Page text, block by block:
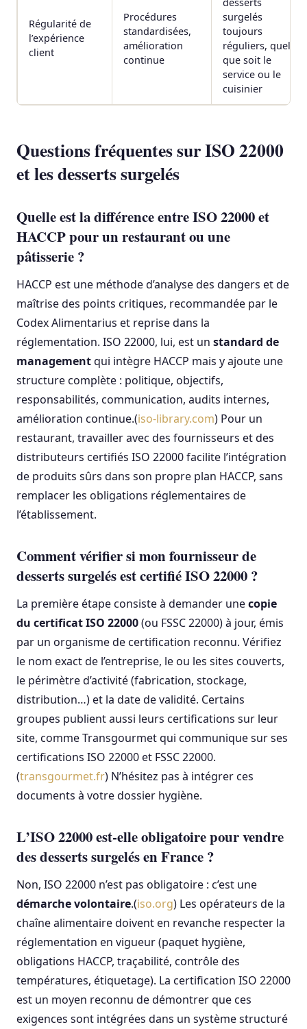
Régularité de
l’expérience
client
Procédures
standardisées,
amélioration
continue
surgelés
toujours
réguliers, quel
que soit le
service ou le
cuisinier
Questions fréquentes sur ISO 22000
et les desserts surgelés
Quelle est la différence entre ISO 22000 et
HACCP pour un restaurant ou une
pâtisserie ?
HACCP est une méthode d’analyse des dangers et de
maîtrise des points critiques, recommandée par le
Codex Alimentarius et reprise dans la
réglementation. ISO 22000, lui, est un standard de
managementqui intègre HACCP mais y ajoute une
structure complète : politique, objectifs,
responsabilités, communication, audits internes,
amélioration continue.(iso-library.com) Pour un
restaurant, travailler avec des fournisseurs et des
distributeurs certifiés ISO 22000 facilite l’intégration
de produits sûrs dans son propre plan HACCP, sans
remplacer les obligations réglementaires de
l’établissement.
Comment vérifier si mon fournisseur de
desserts surgelés est certifié ISO 22000 ?
La première étape consiste à demander unecopie
du certificat ISO 22000(ou FSSC 22000) à jour, émis
par un organisme de certification reconnu. Vérifiez
le nom exact de l’entreprise, le ou les sites couverts,
le périmètre d’activité (fabrication, stockage,
distribution…) et la date de validité. Certains
groupes publient aussi leurs certifications sur leur
site, comme Transgourmet qui communique sur ses
certifications ISO 22000 et FSSC 22000.
(transgourmet.fr) N’hésitez pas à intégrer ces
documents à votre dossier hygiène.
L’ISO 22000 est-elle obligatoire pour vendre
des desserts surgelés en France ?
Non, ISO 22000 n’est pas obligatoire : c’est une
démarche volontaire.(iso.org) Les opérateurs de la
chaîne alimentaire doivent en revanche respecter la
réglementation en vigueur (paquet hygiène,
obligations HACCP, traçabilité, contrôle des
températures, étiquetage). La certification ISO 22000
est un moyen reconnu de démontrer que ces
exigences sont intégrées dans un système structuré